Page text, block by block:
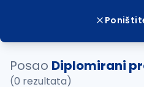
Posao Diplomirani
(0 rezultata)